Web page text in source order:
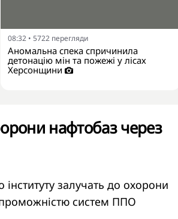
08:32 • 5722 перегляди
Аномальна спека спричинила
детонацію мін та пожежі у лісах
Херсонщини
нафтобаз через
інституту залучать до охорони
систем ППО